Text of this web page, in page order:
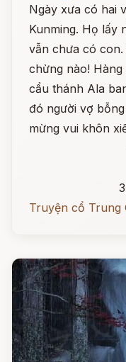
Ngày xưa có hai
Kunming. Họ lấy
vẫn chưa có
chừng nào!
cẩu thánh Ala
đó người vợ
mừng vui khôn
Truyện cổ Trung